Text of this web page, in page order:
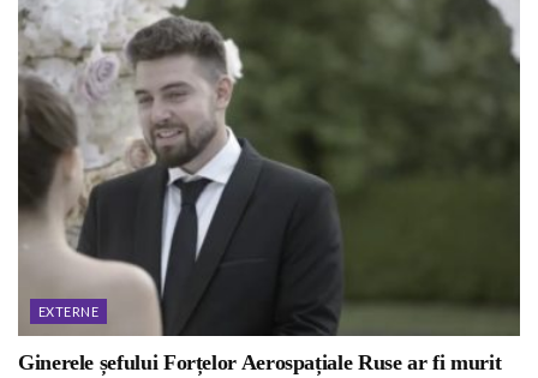
EXTERNE
Ginerele șefului Forțelor Aerospațiale Ruse ar fi murit